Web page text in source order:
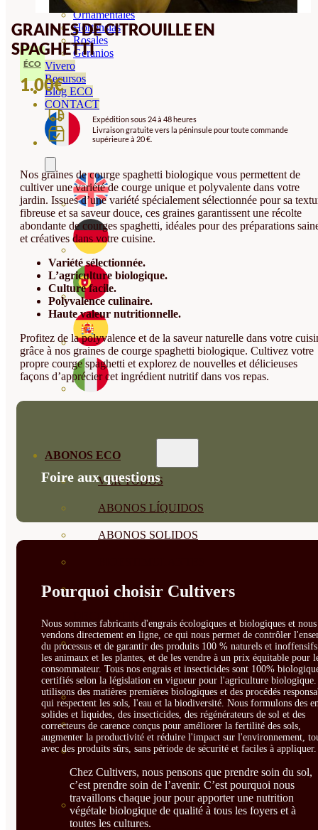
Ornamentales
Hortensias
Rosales
Geranios
Vivero
Recursos
Blog ECO
CONTACT
ABONOS ECO
VER TODOS
ABONOS LÍQUIDOS
ABONOS SOLIDOS
SUSTRATOS Y
CORRECTORES DE
CARENCIAS
ENRAIZANTES
MADURACIÓN Y ENGORDE
REGENERADORES DEL
SUELO
ÁCIDOS HÚMICOS
GRAINES DE CITROUILLE EN
SPAGHETTI
ÉCO
1.00€
Expédition sous 24 à 48 heures
Livraison gratuite vers la péninsule pour toute commande
supérieure à 20 €.
Nos graines de courge spaghetti biologique vous permettent de
cultiver une variété de courge unique et polyvalente dans votre
jardin. Issues d’une variété spécialement sélectionnée pour sa
fibreuse et sa saveur douce, ces graines garantissent une récolte
abondante de courges spaghetti, idéales pour des préparations
et créatives dans votre cuisine.
Variété sélectionnée.
L’agriculture biologique.
Culture facile.
Polyvalence culinaire.
Haute valeur nutritionnelle.
Profitez de la polyvalence et de la saveur naturelle dans votre
grâce à nos graines de courge spaghetti biologique. Cultivez votre
propre courge spaghetti et explorez de nouvelles et délicieuses
façons d’apprécier cet ingrédient nutritif dans vos repas.
Foire aux questions
Pourquoi choisir Cultivers
Nous sommes fabricants d'engrais écologiques et biologiques et nous
vendons directement en ligne, ce qui nous permet de contrôler
du processus et de garantir des produits 100 % naturels et
les animaux et les plantes, et de les vendre à un prix équitable pour
consommateur. Tous nos engrais et insecticides sont 100%
certifiés selon la législation en vigueur pour l'agriculture biologique.
utilisons des matières premières biologiques et des procédés
qui respectent les sols, l'eau et la biodiversité. Nous formulons des
solides et liquides, des insecticides, des régénérateurs de sol et des
correcteurs de carence conçus pour améliorer la fertilité des sols,
augmenter la productivité et réduire l'impact sur l'environnement,
avec des produits sûrs, sans période de sécurité et faciles à appliquer.
Chez Cultivers, nous pensons que prendre soin du sol,
c’est prendre soin de l’avenir. C’est pourquoi nous
travaillons chaque jour pour apporter une nutrition
végétale biologique de qualité à tous les foyers et à
toutes les cultures.